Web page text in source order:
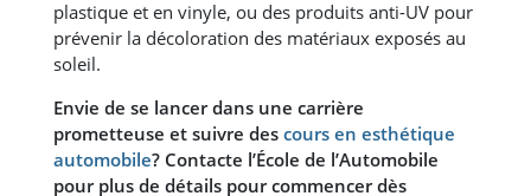
plastique et en vinyle, ou des produits anti-UV pour
prévenir la décoloration des matériaux exposés au
soleil.
Envie de se lancer dans une carrière
prometteuse et suivre des cours en esthétique
automobile? Contacte l’École de l’Automobile
pour plus de détails pour commencer dès